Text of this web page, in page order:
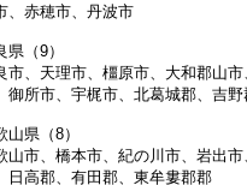
、赤穂市、丹波市
県（9）
市、天理市、橿原市、大和郡山市
御所市、宇梶市、北葛城郡、吉野
山県（8）
山市、橋本市、紀の川市、岩出市
日高郡、有田郡、東牟婁郡郡